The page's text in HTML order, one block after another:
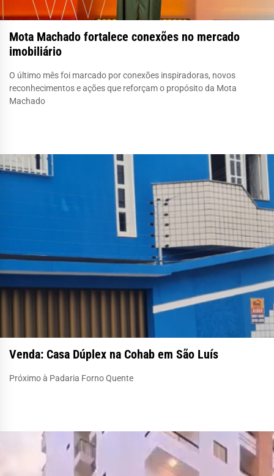
Mota Machado fortalece conexões no mercado
imobiliário
O último mês foi marcado por conexões inspiradoras, novos
reconhecimentos e ações que reforçam o propósito da Mota
Machado
Venda: Casa Dúplex na Cohab em São Luís
Próximo à Padaria Forno Quente